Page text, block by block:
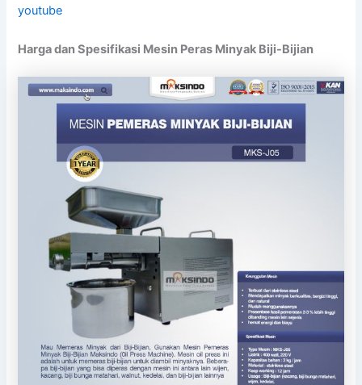
youtube
Harga dan Spesifikasi Mesin Peras Minyak Biji-Bijian